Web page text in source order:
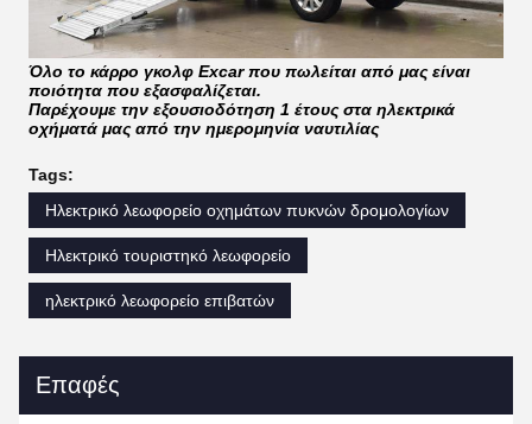
Όλο το κάρρο γκολφ Excar που πωλείται από μας είναι
ποιότητα που εξασφαλίζεται.
Παρέχουμε την εξουσιοδότηση 1 έτους στα ηλεκτρικά
οχήματά μας από την ημερομηνία ναυτιλίας
Tags:
Ηλεκτρικό λεωφορείο οχημάτων πυκνών δρομολογίων
Ηλεκτρικό τουριστηκό λεωφορείο
ηλεκτρικό λεωφορείο επιβατών
Επαφές